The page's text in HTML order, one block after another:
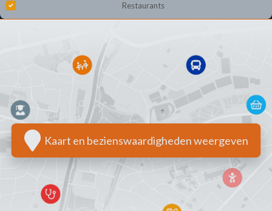
Restaurants
Kaart en bezienswaardigheden weergeven